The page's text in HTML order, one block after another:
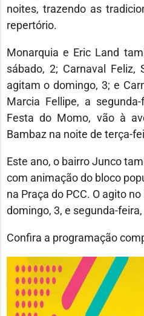
noites, trazendo as
repertório.
Monarquia e Eric Land
sábado, 2; Carnaval Feliz,
agitam o domingo, 3; e
Marcia Fellipe, a
Festa do Momo, vão à
Bambaz na noite de terça-
Este ano, o bairro Junco
com animação do bloco
na Praça do PCC. O agito
domingo, 3, e segunda-
Confira a programação